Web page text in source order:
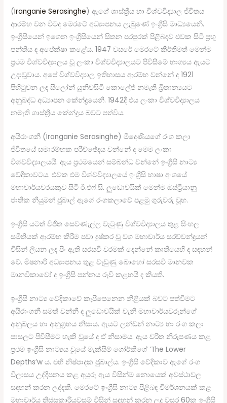
(Iranganie Serasinghe) ඇගේ ශාස්ත්‍රීය හා විශ්වවිද්‍යාල ජීවිතය
ආරම්භ වන විටද මෙරටේ අධ්‍යාපනය ලැබුණේ ඉංග්‍රීසි මාධ්‍යයෙනි.
ඉංග්‍රීසියෙන් ඉගෙන ඉංග්‍රීසියෙන් සිතන පරපුරක් පිළිබඳව එවක සිටි ප්‍රභූ
පන්තිය ද අපේක්ෂා කළේය. 1947 වසරේ මෙරටේ කීර්තිමත් මෙන්ම
ප්‍රථම විශ්වවිද්‍යාලය වූ ලංකා විශ්වවිද්‍යාලයට පිවිසීමේ භාග්‍යය ඇයට
උදාවූවාය. අපේ විශ්වවිද්‍යාල ඉතිහාසය ආරම්භ වන්නේ ද 1921
පිහිටුවන ලද සිලෝන් යුනිවසිටි කොලේජ් නමැති බ්‍රිතාන්‍යයට
අනුබද්ධ අධ්‍යාපන කේන්ද්‍රයෙනි. 1942දී එය ලංකා විශ්වවිද්‍යාලය
නමැති ශාස්ත්‍රීය කේන්ද්‍රය බවට පත්විය.
අයිරාංගනී (Iranganie Serasinghe) මීදෙණියගේ රංග කලා
ජීවිතයේ සමාරම්භක පරිච්ඡේදය වන්නේ ද මෙම ලංකා
විශ්වවිද්‍යාලයයි. ඇය ප්‍රථමයෙන් සම්බන්ධ වන්නේ ඉංග්‍රීසි නාට්‍ය
වේදිකාවටය. එවක එම විශ්වවිද්‍යාලයේ ඉංග්‍රීසි භාෂා අංශයේ
මහාචාර්යවරයකුව සිටි ඊ.එෆ්.සී. ලුඩොවයික් මෙන්ම ඔස්ට්‍රියානු
ජාතික නියුමන් ජුබාල් ඇගේ රංගකලාවේ පළමු ගුරුවරු වූහ.
ඉංග්‍රීසි යටත් විජිත සෙවණැල්ල වැටුණු විශ්වවිද්‍යාලය තුළ සිංහල
සමිතියක් ආරම්භ කිරීම පවා දුෂ්කර වූ වග මහාචාර්ය සරච්චන්ද්‍රයන්
විසින් ලියන ලද පිං ඇති සරසවි වරමක් දෙන්නේ කෘතියෙහි ද සඳහන්
වේ. මිෂනාරි අධ්‍යාපනය තුළ වැඩුණු බොහෝ සරසවි මානවක
මානවිකාවෝ ද ඉංග්‍රීසි පන්නය රුචි කළහයි ද කියති.
ඉංග්‍රීසි නාට්‍ය වේදිකාවේ කැපීපෙනෙන නිළියක් බවට පත්වීමට
අයිරාංගනී සමත් වන්නී ද ලුඩොවයික් වැනි මහාචාර්යවරුන්ගේ
අනුබලය හා අනුග්‍රහය නිසාය. ඇයට ලන්ඩන් නාට්‍ය හා රංග කලා
පාසලට පිවිසීමට හැකි වූයේ ද ඒ නිසාමය. ඇය චරිත නිරූපණය කළ
ප්‍රථම ඉංග්‍රීසි නාට්‍යය වූයේ මැක්සිම් ගෝර්කිගේ ‘The Lower
Depths’w ය. එහි නිෂ්පාදක ජුබාල්ය. ඉංග්‍රීසි වේදිකාව ඇගේ රංග
විලාසය උද්දීපනය කළ අයුරු ඇය විසින්ම නොයෙක් අවස්ථාවල
සඳහන් කරන ලද්දකි. මෙරටේ ඉංග්‍රීසි නාට්‍ය පිළිබඳ විමර්ශනයක් කළ
මහාචාර්ය තිස්සකාරියවසම් විසින් සඳහන් කරන ලද වසර 60ක ඉංග්‍රීසි